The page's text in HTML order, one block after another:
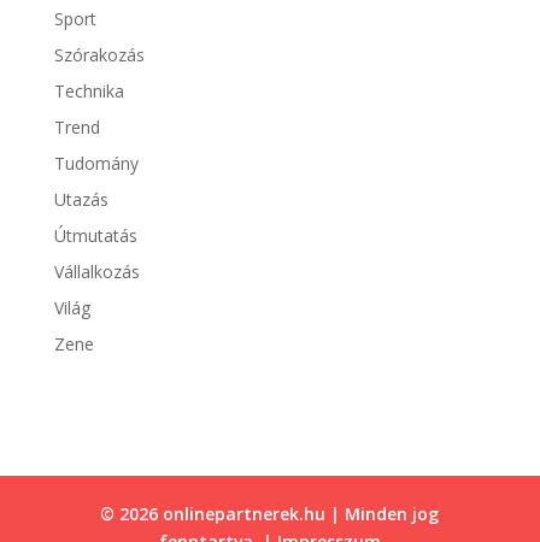
Sport
Szórakozás
Technika
Trend
Tudomány
Utazás
Útmutatás
Vállalkozás
Világ
Zene
© 2026 onlinepartnerek.hu | Minden jog